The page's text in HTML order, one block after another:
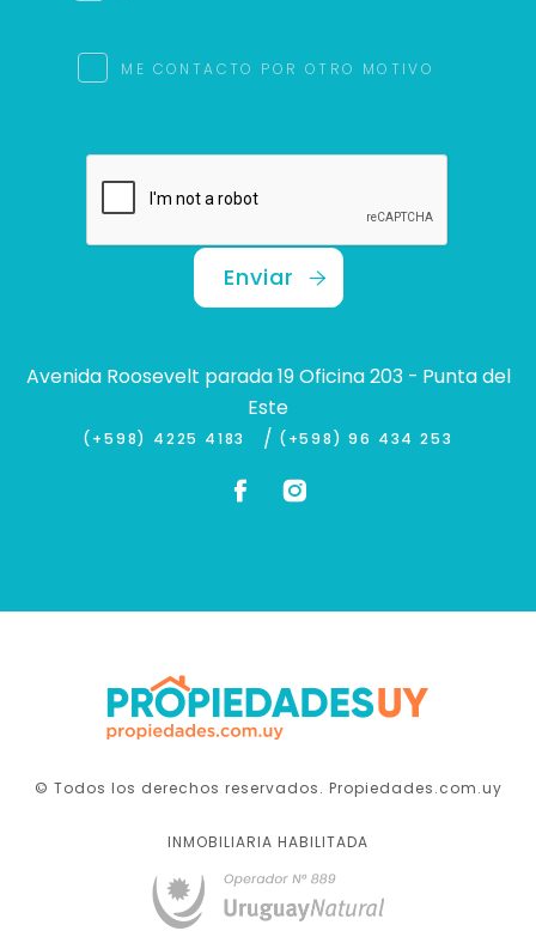
ME CONTACTO POR OTRO MOTIVO
Enviar
Avenida Roosevelt parada 19 Oficina 203 - Punta del
Este
(+598) 4225 4183 / (+598) 96 434 253
© Todos los derechos reservados. Propiedades.com.uy
INMOBILIARIA HABILITADA